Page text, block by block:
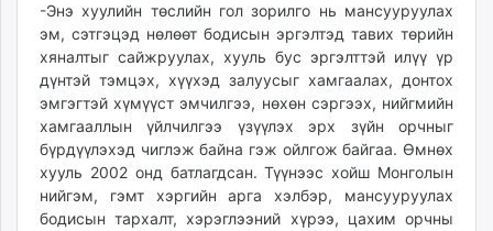
shudarga.mn
shuurhai.mn
unuudur.mn
isee.mn
mglradio.com
fact.mn
itoim.mn
tumen.mn
-Энэ хуулийн төслийн гол зорилго нь мансууруулах
эм, сэтгэцэд нөлөөт бодисын эргэлтэд тавих төрийн
хяналтыг сайжруулах, хууль бус эргэлттэй илүү үр
дүнтэй тэмцэх, хүүхэд залуусыг хамгаалах, донтох
эмгэгтэй хүмүүст эмчилгээ, нөхөн сэргээх, нийгмийн
хамгааллын үйлчилгээ үзүүлэх эрх зүйн орчныг
бүрдүүлэхэд чиглэж байна гэж ойлгож байгаа. Өмнөх
хууль 2002 онд батлагдсан. Түүнээс хойш Монголын
нийгэм, гэмт хэргийн арга хэлбэр, мансууруулах
бодисын тархалт, хэрэглээний хүрээ, цахим орчны